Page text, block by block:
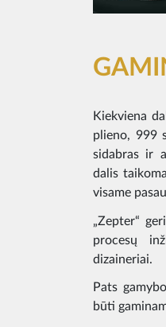
Kiekviena
plieno, 999
sidabras ir
dalis
visame
„Zepter“
procesų
dizaineriai.
Pats
būti